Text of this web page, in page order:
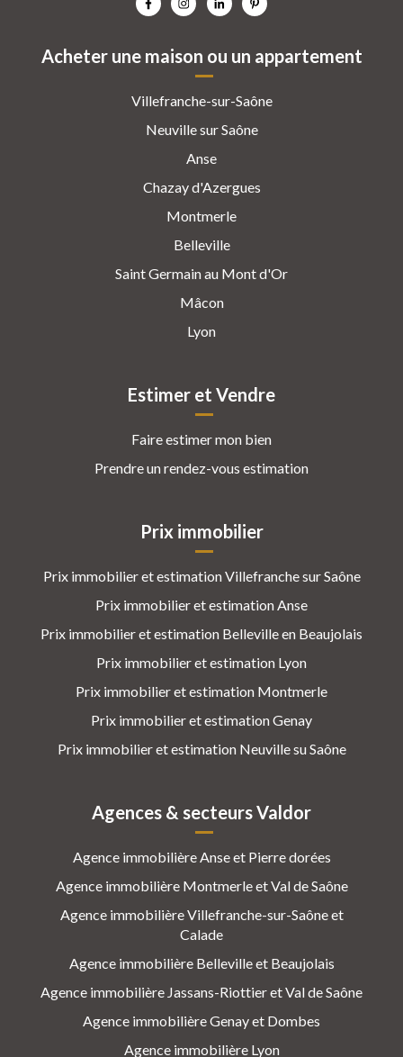
Acheter une maison ou un appartement
Villefranche-sur-Saône
Neuville sur Saône
Anse
Chazay d'Azergues
Montmerle
Belleville
Saint Germain au Mont d'Or
Mâcon
Lyon
Estimer et Vendre
Faire estimer mon bien
Prendre un rendez-vous estimation
Prix immobilier
Prix immobilier et estimation Villefranche sur Saône
Prix immobilier et estimation Anse
Prix immobilier et estimation Belleville en Beaujolais
Prix immobilier et estimation Lyon
Prix immobilier et estimation Montmerle
Prix immobilier et estimation Genay
Prix immobilier et estimation Neuville su Saône
Agences & secteurs Valdor
Agence immobilière Anse et Pierre dorées
Agence immobilière Montmerle et Val de Saône
Agence immobilière Villefranche-sur-Saône et
Calade
Agence immobilière Belleville et Beaujolais
Agence immobilière Jassans-Riottier et Val de Saône
Agence immobilière Genay et Dombes
Agence immobilière Lyon